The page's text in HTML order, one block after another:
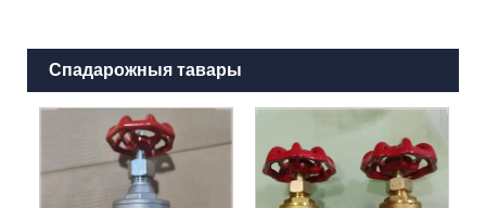
Спадарожныя тавары